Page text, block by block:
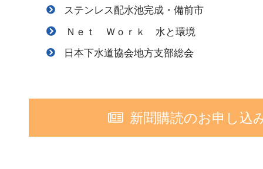
ステンレス配水池完成・備前市
Ｎｅｔ Ｗｏｒｋ 水と環境
日本下水道協会地方支部総会
新聞購読のお申し込